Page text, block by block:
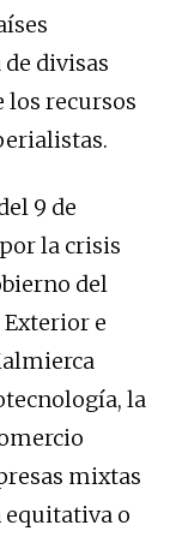
divisas
los recursos
9 de
la crisis
del
e
la
mixtas
o